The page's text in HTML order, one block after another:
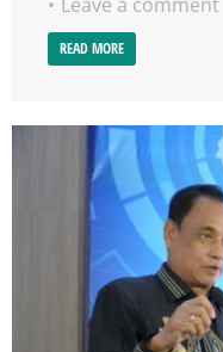
READ MORE